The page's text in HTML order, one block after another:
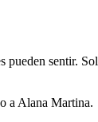
sentir.
a Alana Martina.